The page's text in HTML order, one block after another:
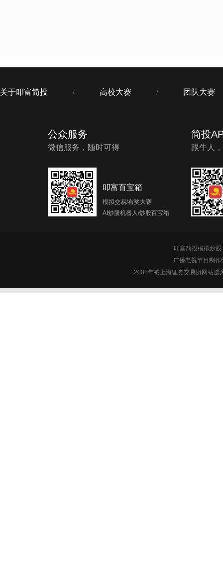
关于叩富简投 / 高校大赛 / 团队大赛
公众服务
微信服务，随时可得
叩富百宝箱
模拟交易/有奖大赛
AI炒股机器人/炒股百宝箱
简投
跟牛人
叩富简投模拟炒
广播电视节目制
2008年被上海证券交易所网站选